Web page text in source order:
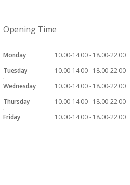
Opening Time
Monday
10.00-14.00 - 18.00-22.00
Tuesday
10.00-14.00 - 18.00-22.00
Wednesday
10.00-14.00 - 18.00-22.00
Thursday
10.00-14.00 - 18.00-22.00
Friday
10.00-14.00 - 18.00-22.00